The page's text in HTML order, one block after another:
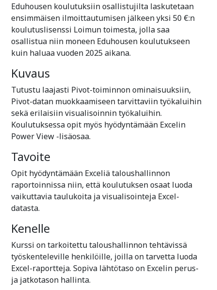
Eduhousen koulutuksiin osallistujilta laskutetaan
ensimmäisen ilmoittautumisen jälkeen yksi 50 €:n
koulutuslisenssi Loimun toimesta, jolla saa
osallistua niin moneen Eduhousen koulutukseen
kuin haluaa vuoden 2025 aikana.
Kuvaus
Tutustu laajasti Pivot-toiminnon ominaisuuksiin,
Pivot-datan muokkaamiseen tarvittaviin työkaluihin
sekä erilaisiin visualisoinnin työkaluihin.
Koulutuksessa opit myös hyödyntämään Excelin
Power View -lisäosaa.
Tavoite
Opit hyödyntämään Exceliä taloushallinnon
raportoinnissa niin, että koulutuksen osaat luoda
vaikuttavia taulukoita ja visualisointeja Excel-
datasta.
Kenelle
Kurssi on tarkoitettu taloushallinnon tehtävissä
työskenteleville henkilöille, joilla on tarvetta luoda
Excel-raportteja. Sopiva lähtötaso on Excelin perus-
ja jatkotason hallinta.